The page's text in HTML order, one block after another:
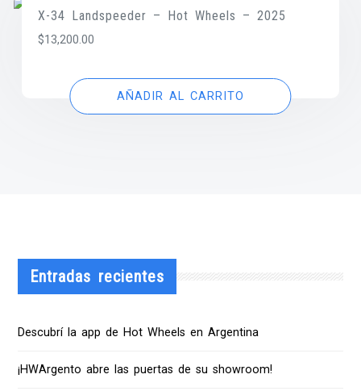
X-34 Landspeeder – Hot Wheels – 2025
$13,200.00
AÑADIR AL CARRITO
Entradas recientes
Descubrí la app de Hot Wheels en Argentina
¡HWArgento abre las puertas de su showroom!